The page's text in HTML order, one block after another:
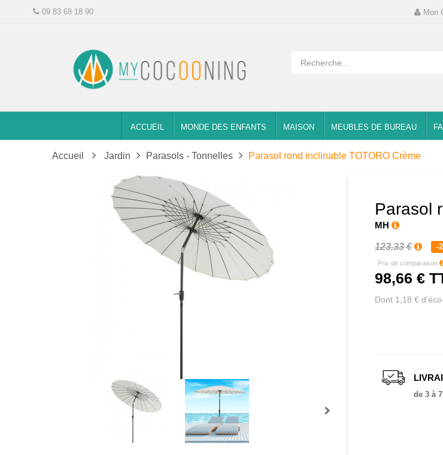
Mon
09 83 68 18 90
ACCUEIL MONDE DES ENFANTS MAISON MEUBLES DE BUREAU
Accueil Jardin Parasols - Tonnelles Parasol rond inclinable TOTORO Crème
Parasol
MH
123,33 € -
Prix de comparaison
98,66 €
Dont 1,18 €
de 3 à